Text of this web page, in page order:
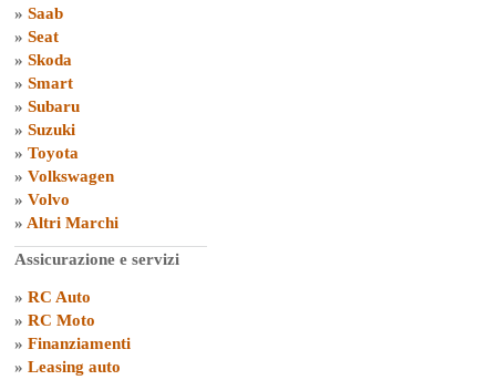
» Saab
» Seat
» Skoda
» Smart
» Subaru
» Suzuki
» Toyota
» Volkswagen
» Volvo
» Altri Marchi
Assicurazione e servizi
» RC Auto
» RC Moto
» Finanziamenti
» Leasing auto